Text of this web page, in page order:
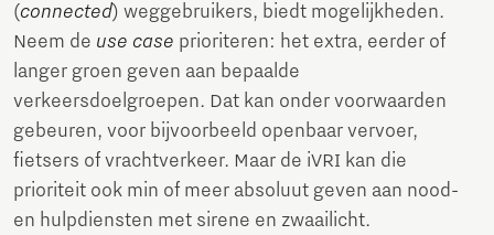
(connected) weggebruikers, biedt mogelijkheden.
Neem de use case prioriteren: het extra, eerder of
langer groen geven aan bepaalde
verkeersdoelgroepen. Dat kan onder voorwaarden
gebeuren, voor bijvoorbeeld openbaar vervoer,
fietsers of vrachtverkeer. Maar de iVRI kan die
prioriteit ook min of meer absoluut geven aan nood-
en hulpdiensten met sirene en zwaailicht.